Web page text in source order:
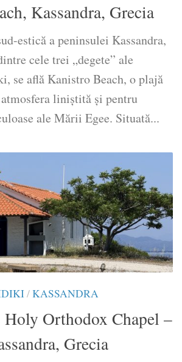
Kassandra, Grecia
estică a peninsulei Kassandra,
cele trei „degete” ale
se află Kanistro Beach, o plajă
liniștită și pentru
ale Mării Egee. Situată...
/KASSANDRA
Holy Orthodox Chapel –
Grecia